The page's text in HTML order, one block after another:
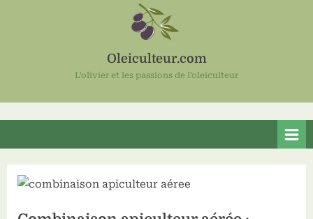
Oleiculteur.com
L'olivier et les passions de l'oleiculteur